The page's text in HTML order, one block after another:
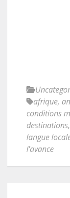
afrique,
conditions
destinations,
langue
l'avance